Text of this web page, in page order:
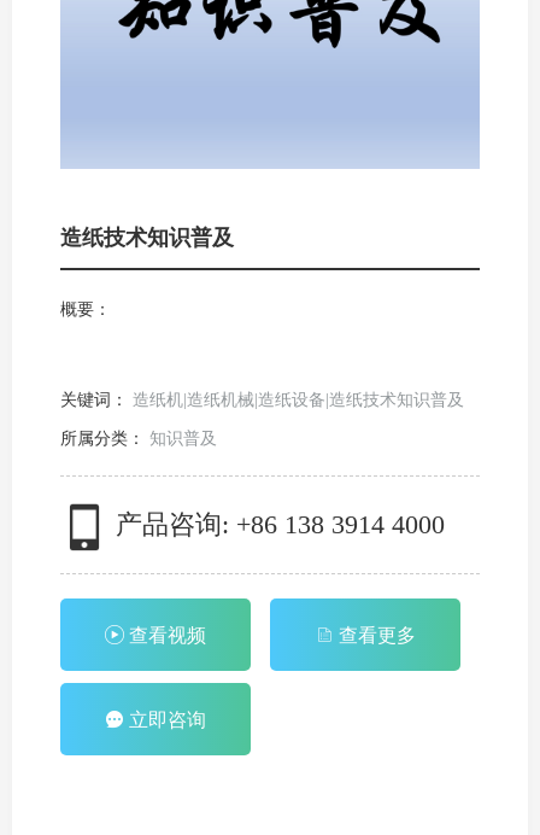
造纸技术知识普及
概要：
关键词： 造纸机|造纸机械|造纸设备|造纸技术知识普及
所属分类： 知识普及
产品咨询: +86 138 3914 4000
查看视频 查看更多
立即咨询